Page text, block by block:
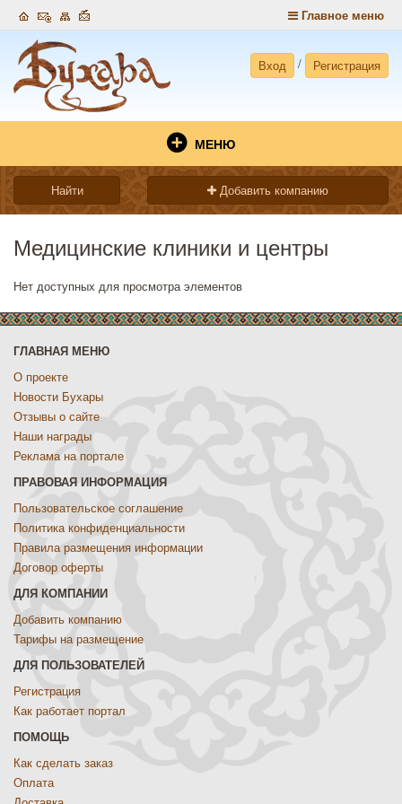
Главное меню
Вход / Регистрация
МЕНЮ
Найти Добавить компанию
Медицинские клиники и центры
Нет доступных для просмотра элементов
ГЛАВНАЯ МЕНЮ
О проекте
Новости Бухары
Отзывы о сайте
Наши награды
Реклама на портале
ПРАВОВАЯ ИНФОРМАЦИЯ
Пользовательское соглашение
Политика конфиденциальности
Правила размещения информации
Договор оферты
ДЛЯ КОМПАНИИ
Добавить компанию
Тарифы на размещение
ДЛЯ ПОЛЬЗОВАТЕЛЕЙ
Регистрация
Как работает портал
ПОМОЩЬ
Как сделать заказ
Оплата